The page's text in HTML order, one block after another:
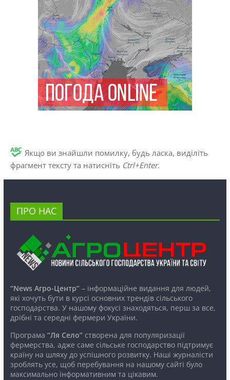
Якщо ви знайшли помилку, будь ласка, виділіть
фрагмент тексту та натисніть Ctrl+Enter.
ПРО НАС
“News Агро-Центр”– інформаційне видання для людей,
які хочуть бути в курсі основних трендів сільського
господарства. У нашому фокусі знаходяться, перш за все,
дрібні та середні фермери України.
Програма “Ля Село”створена для популяризації
фермерства, адже саме сільське господарство підтримує
країну на шляху до успішного розвитку. Наші журналісти
зроблять усе, щоб перебування на нашому сайті було
максимально інформативним та цікавим.